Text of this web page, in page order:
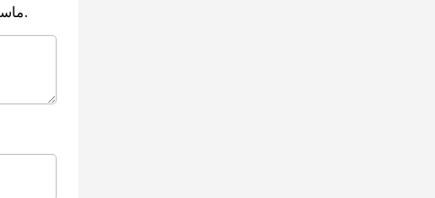
ماسكوس. نقرأ آراءك، ونرد عليها، بناء على طلبكم في أسرع وقت ممكن.